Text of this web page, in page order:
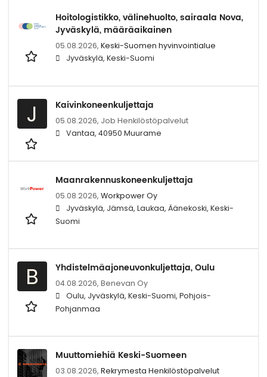
Hoitologistikko, välinehuolto, sairaala Nova,
Jyväskylä, määräaikainen
05.08.2026, Keski-Suomen hyvinvointialue
Jyväskylä, Keski-Suomi
J Kaivinkoneenkuljettaja
05.08.2026, Job Henkilöstöpalvelut
Vantaa, 40950 Muurame
Maanrakennuskoneenkuljettaja
05.08.2026, Workpower Oy
Jyväskylä, Jämsä, Laukaa, Äänekoski, Keski-
Suomi
B Yhdistelmäajoneuvonkuljettaja, Oulu
04.08.2026, Benevan Oy
Oulu, Jyväskylä, Keski-Suomi, Pohjois-
Pohjanmaa
Muuttomiehiä Keski-Suomeen
03.08.2026, Rekrymesta Henkilöstöpalvelut